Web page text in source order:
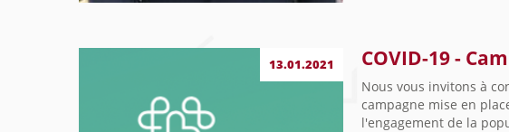
13.01.2021 COVID-19 -
Nous vous invitons à
campagne mise en
l'engagement de la